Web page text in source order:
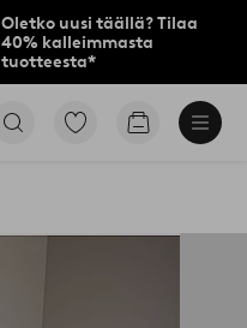
Oletko uusi täällä? Tilaa
40% kalleimmasta
tuotteesta*
Siirry
Siirry